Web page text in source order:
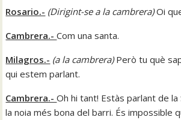
Rosario.- (Dirigint-se a la cambrera)Oi
Cambrera.-Com una santa.
Milagros.- (a la cambrera)Però tu què
qui estem parlant.
Cambrera.-Oh hi tant! Estàs parlant de
la noia més bona del barri. És impossible